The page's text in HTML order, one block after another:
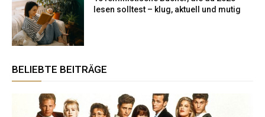
lesen solltest – klug, aktuell und mutig
BELIEBTE BEITRÄGE